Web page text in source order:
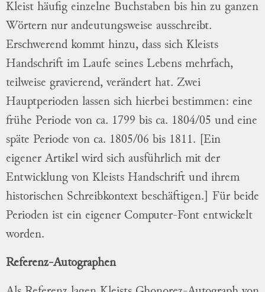
Kleist häufig einzelne Buchstaben bis hin zu ganzen
Wörtern nur andeutungsweise ausschreibt.
Erschwerend kommt hinzu, dass sich Kleists
Handschrift im Laufe seines Lebens mehrfach,
teilweise gravierend, verändert hat. Zwei
Hauptperioden lassen sich hierbei bestimmen: eine
frühe Periode von ca. 1799 bis ca. 1804/05 und eine
späte Periode von ca. 1805/06 bis 1811. [Ein
eigener Artikel wird sich ausführlich mit der
Entwicklung von Kleists Handschrift und ihrem
historischen Schreibkontext beschäftigen.] Für beide
Perioden ist ein eigener Computer-Font entwickelt
worden.
Referenz-Autographen